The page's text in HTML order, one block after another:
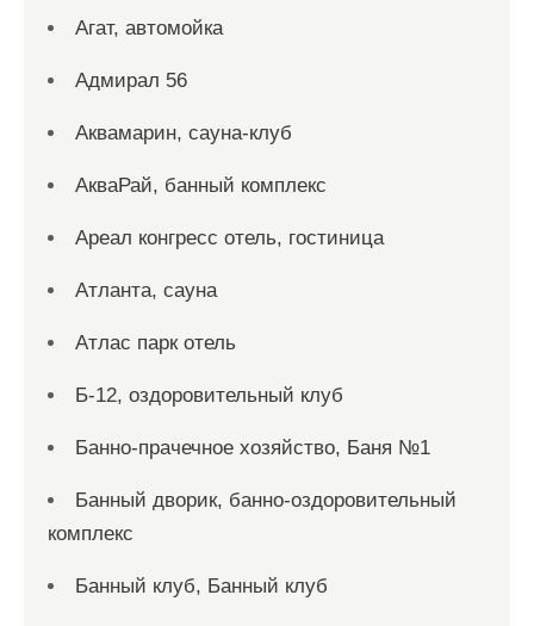
Агат, автомойка
Адмирал 56
Аквамарин, сауна-клуб
АкваРай, банный комплекс
Ареал конгресс отель, гостиница
Атланта, сауна
Атлас парк отель
Б-12, оздоровительный клуб
Банно-прачечное хозяйство, Баня №1
Банный дворик, банно-оздоровительный
комплекс
Банный клуб, Банный клуб